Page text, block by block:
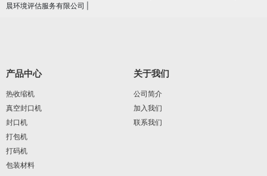
晨环境评估服务有限公司
产品中心
热收缩机
真空封口机
封口机
打包机
打码机
包装材料
关于我们
公司简介
加入我们
联系我们